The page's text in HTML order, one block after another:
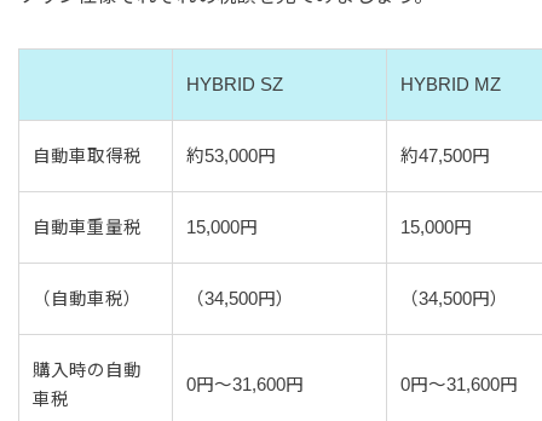
HYBRID SZ HYBRID MZ
自動車取得税 約53,000円 約47,500円
自動車重量税 15,000円 15,000円
（自動車税） （34,500円） （34,500円）
購入時の自動
車税
0円～31,600円 0円～31,600円